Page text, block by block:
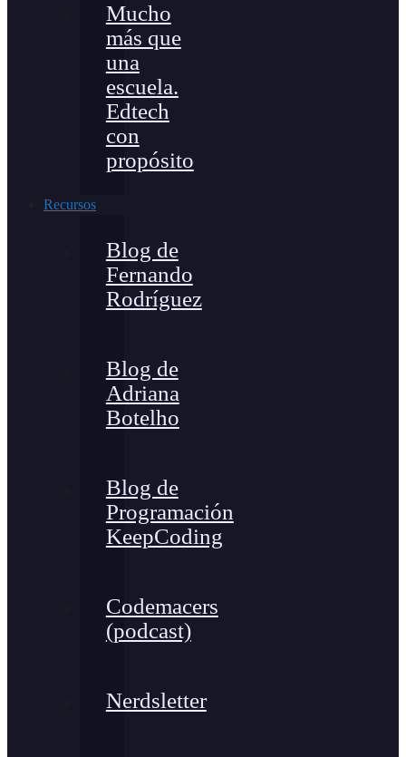
Mucho
más que
una
escuela.
Edtech
con
propósito
Recursos
Blog de
Fernando
Rodríguez
Blog de
Adriana
Botelho
Blog de
Programación
KeepCoding
Codemacers
(podcast)
Nerdsletter